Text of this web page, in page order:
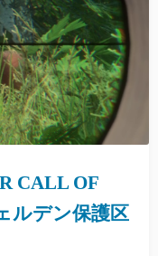
CALL OF
ルデン保護区